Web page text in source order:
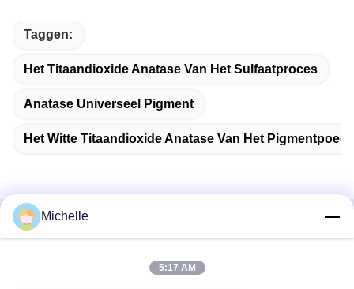
Taggen:
Het Titaandioxide Anatase Van Het Sulfaatproces
Anatase Universeel Pigment
Het Witte Titaandioxide Anatase Van Het
Snel contact
Michelle
5:17 AM